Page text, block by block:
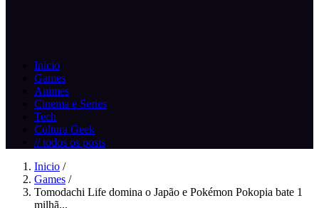
Inicio
Games
Animes
Cinema e Series
Tech
Cultura Geek
// todos os posts
Inicio /
Games /
Tomodachi Life domina o Japão e Pokémon Pokopia bate 1
milhã...